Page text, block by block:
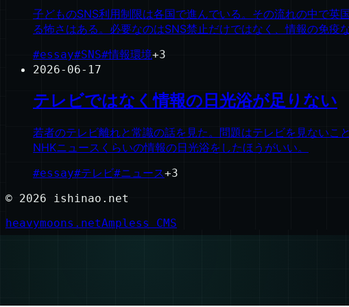
子どものSNS利用制限は各国で進んでいる。その流れの中で
る怖さはある。必要なのはSNS禁止だけではなく、情報の免疫
#essay#SNS#情報環境+3
2026-06-17
テレビではなく情報の日光浴が足りない
若者のテレビ離れと常識の話を見た。問題はテレビを見ないこ
NHKニュースくらいの情報の日光浴をしたほうがいい。
#essay#テレビ#ニュース+3
© 2026
ishinao.net
heavymoons.netAmpless CMS